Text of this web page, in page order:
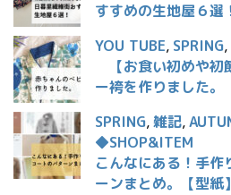
すすめの生地屋６選
YOU TUBE, SPRING,
【お食い初めや初
ー袴を作りました。
SPRING,雑記,
◆SHOP&ITEM
こんなにある！手作
ーンまとめ。【型紙】